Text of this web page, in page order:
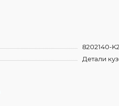
8202140-
Детали